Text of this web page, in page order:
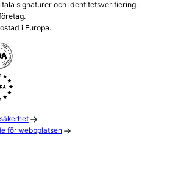
signaturer och identitetsverifiering.
i Europa.
för webbplatsen